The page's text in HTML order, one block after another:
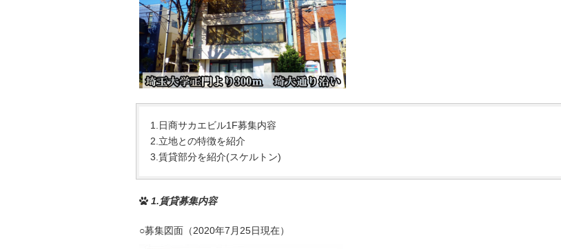
1.日商サカエビル1F募集内容
2.立地との特徴を紹介
3.賃貸部分を紹介(スケルトン)
1.賃貸募集内容
○募集図面（2020年7月25日現在）